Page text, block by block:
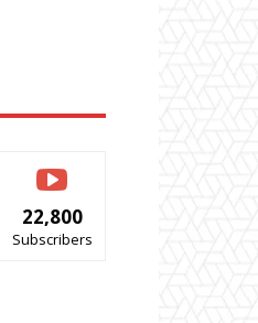
22,800
Subscribers